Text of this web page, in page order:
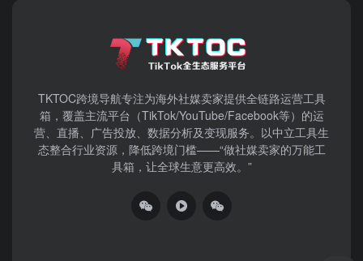
TKTOC跨境导航​专注为海外社媒卖家提供全链路运营工具
箱，覆盖主流平台（TikTok/YouTube/Facebook等）​的运
营、直播、广告投放、数据分析及变现服务。以中立工具生
态整合行业资源，降低跨境门槛——“做社媒卖家的万能工
具箱，让全球生意更高效。”